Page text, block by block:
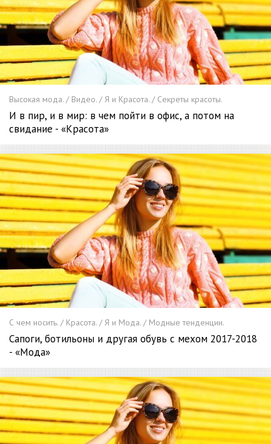
Высокая мода. / Видео. / Я и Красота. / Секреты красоты.
И в пир, и в мир: в чем пойти в офис, а потом на
свидание - «Красота»
С чем носить. / Красота. / Я и Мода. / Модные тенденции.
Сапоги, ботильоны и другая обувь с мехом 2017-2018
- «Мода»